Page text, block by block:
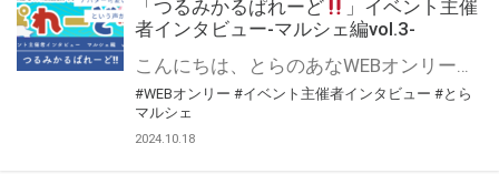
「つるみかるぱれーど
」イベント主催
者インタビュー-マルシェ編vol.3-
こんにちは、とらのあなWEBオンリー運営スタッフです。 新たにお届けする、イベント主催者インタビュー-マルシェ編-は、 とらのあなWEBオンリー「マルシェ」をご利用した主催様に 「マルシェ」を使って開催した感想や心がけをお聞きする企画です。 今回は、WEBオンリー初開催「つるみかるぱれーど
#WEBオンリー #イベント主催者インタビュー #とら
マルシェ
2024.10.18